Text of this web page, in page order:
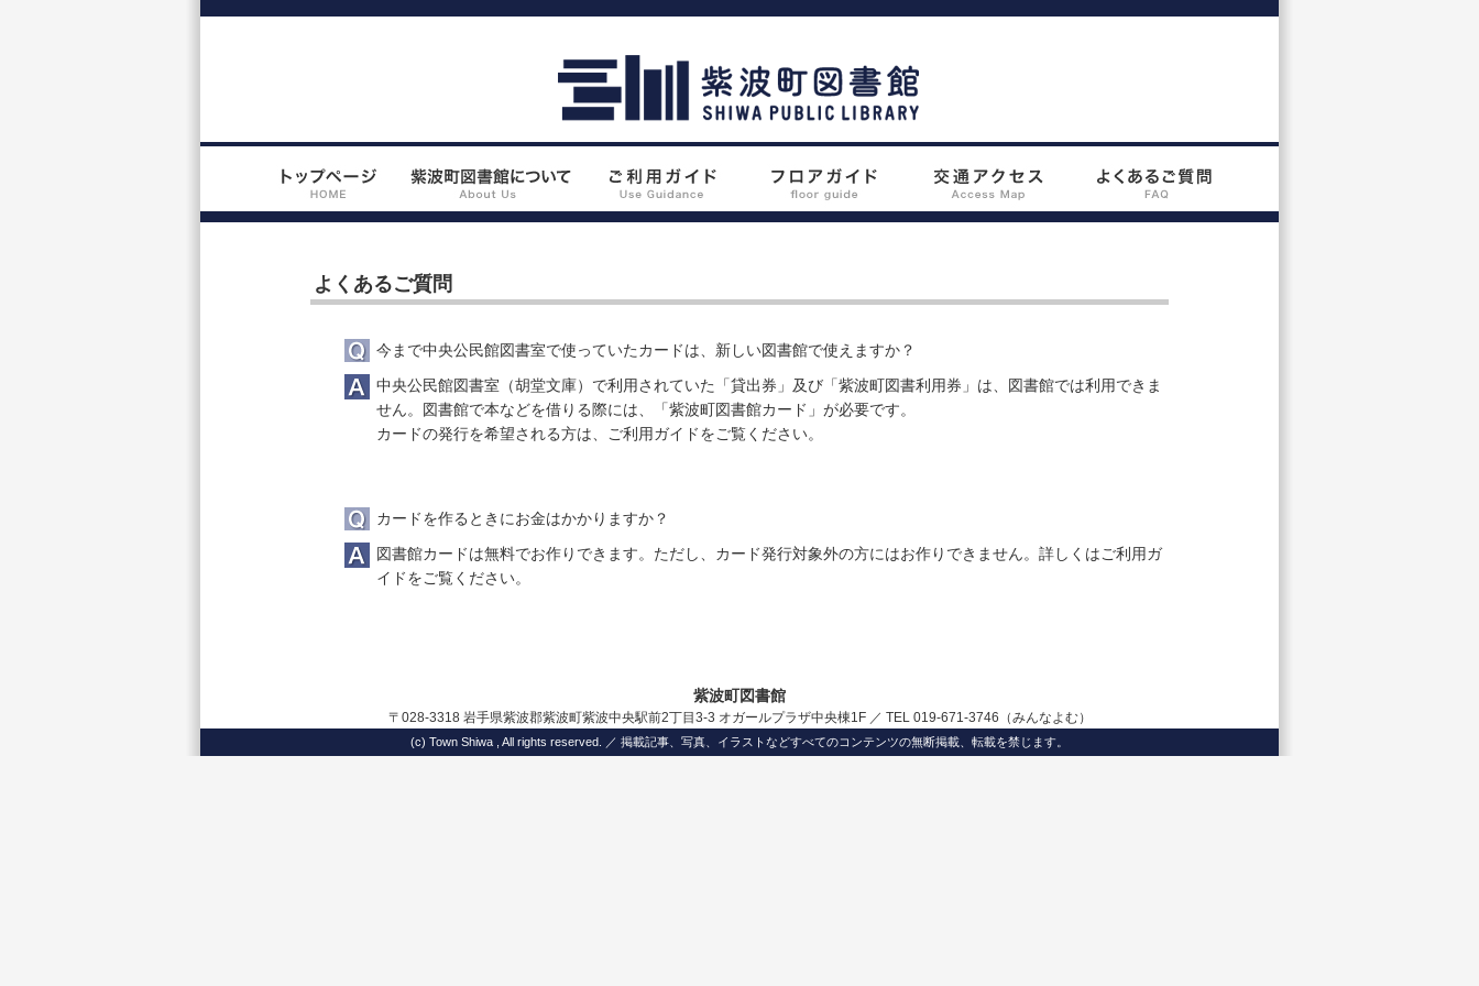
よくあるご質問
今まで中央公民館図書室で使っていたカードは、新しい図書館で使えますか？
中央公民館図書室（胡堂文庫）で利用されていた「貸出券」及び「紫波町図書利用券」は、図書館では利用できま
せん。図書館で本などを借りる際には、「紫波町図書館カード」が必要です。
カードの発行を希望される方は、
ご利用ガイドをご覧ください。
カードを作るときにお金はかかりますか？
図書館カードは無料でお作りできます。ただし、カード発行対象外の方にはお作りできません。詳しくはご利用ガ
イドをご覧ください。
紫波町図書館
〒028-3318 岩手県紫波郡紫波町紫波中央駅前2丁目3-3 オガールプラザ中央棟1F ／ TEL 019-671-3746（みんなよむ）
(c) Town Shiwa , All rights reserved. ／ 掲載記事、写真、イラストなどすべてのコンテンツの無断掲載、転載を禁じます。